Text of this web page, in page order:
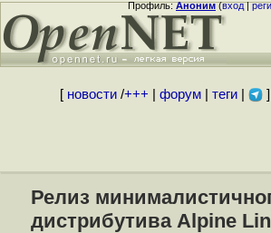
Профиль:Аноним(вход|
[ новости/+++ форум| теги| ]
Релиз
дистрибутива Alpine